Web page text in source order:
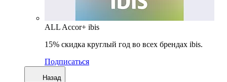
ALL Accor+ ibis
15% скидка круглый год во всех брендах ibis.
Подписаться
Назад